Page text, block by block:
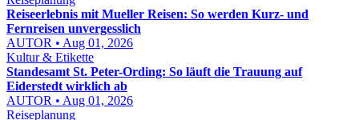
Reiseerlebnis mit Mueller Reisen: So werden Kurz- und
Fernreisen unvergesslich
AUTOR • Aug 01, 2026
Kultur & Etikette
Standesamt St. Peter-Ording: So läuft die Trauung auf
Eiderstedt wirklich ab
AUTOR • Aug 01, 2026
Reiseplanung